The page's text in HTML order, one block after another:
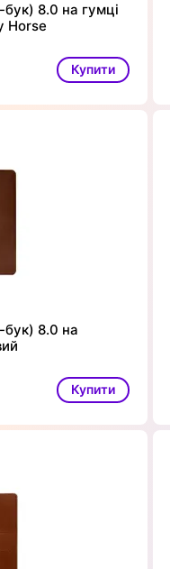
8.0 на гумці
Horse
Купити
бук) 8.0 на
Купити